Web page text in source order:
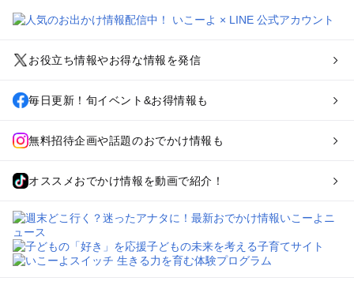
お役立ち情報やお得な情報を発信
毎日更新！旬イベント&お得情報も
無料招待企画や話題のおでかけ情報も
オススメおでかけ情報を動画で紹介！